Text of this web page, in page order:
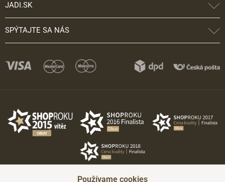
JADI.SK
SPÝTAJTE SA NÁS
Používame cookies